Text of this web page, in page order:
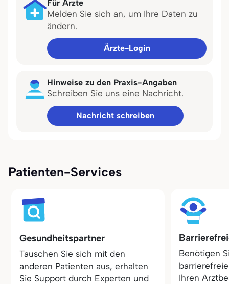
Für Ärzte
Melden Sie sich an, um Ihre Daten zu
ändern.
Ärzte-Login
Hinweise zu den Praxis-Angaben
Schreiben Sie uns eine Nachricht.
Nachricht schreiben
Patienten-Services
Gesundheitspartner
Tauschen Sie sich mit den
anderen Patienten aus, erhalten
Sie Support durch Experten und
Benötigen
Ihren